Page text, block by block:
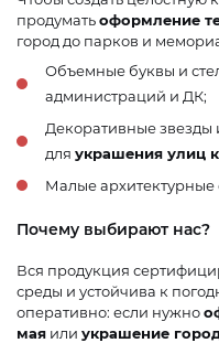
продуматьоформление
город до парков и
Объемные буквы и
администраций и ДК;
Декоративные звезды
для украшения улиц
Малые
Почему выбирают нас?
Вся продукция
среды и устойчива к
оперативно: если нужно
мая или украшение